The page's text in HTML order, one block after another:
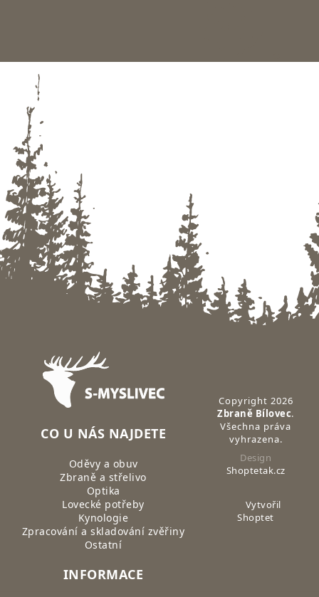
Zápatí
CO U NÁS NAJDETE
Oděvy a obuv
Zbraně a střelivo
Optika
Lovecké potřeby
Kynologie
Zpracování a skladování zvěřiny
Ostatní
INFORMACE
Copyright 2026
Zbraně Bílovec.
Všechna práva
vyhrazena.
Design
Shoptetak.cz
Vytvořil
Shoptet